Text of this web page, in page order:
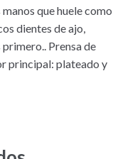
que huele como
dientes de ajo,
Prensa de
principal: plateado y